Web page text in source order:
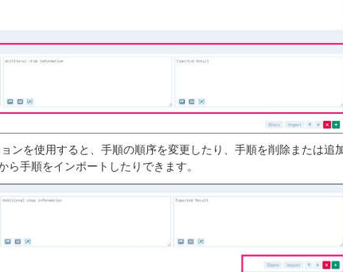
ンを使用すると、手順の順序を変更したり、手順を削除または追
ら手順をインポートしたりできます。